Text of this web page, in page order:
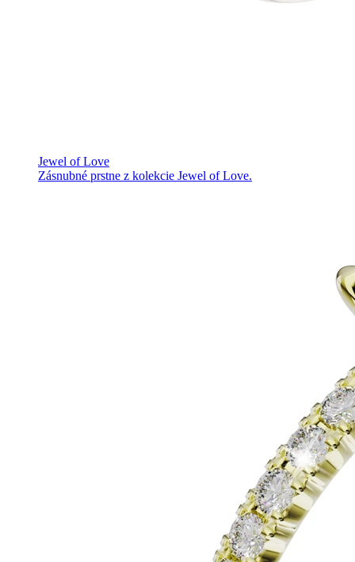
Jewel of Love
Zásnubné prstne z kolekcie Jewel of Love.